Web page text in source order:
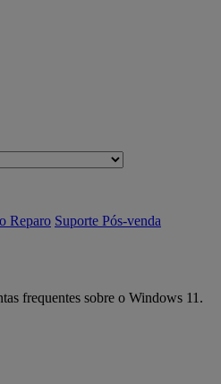
Reparo Suporte Pós-venda
frequentes sobre o Windows 11.